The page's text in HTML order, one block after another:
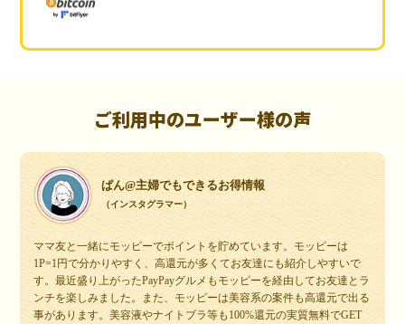
ご利用中のユーザー様の声
ぱん@主婦でもできるお得情報
（インスタグラマー）
ママ友と一緒にモッピーでポイントを貯めています。モッピーは
1P=1円で分かりやすく、高還元が多くてお友達にも紹介しやすいで
す。最近盛り上がったPayPayグルメもモッピーを経由してお友達とラ
ンチを楽しみました。また、モッピーは美容系の案件も高還元で出る
事があります。美容液やナイトブラ等も100%還元の実質無料でGET